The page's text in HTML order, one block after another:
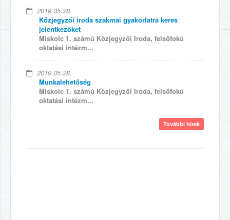
2019.05.28.
Közjegyzői iroda szakmai gyakorlatra keres
jelentkezőket
Miskolc 1. számú Közjegyzői Iroda, felsőfokú
oktatási intézm...
2019.05.28.
Munkalehetőség
Miskolc 1. számú Közjegyzői Iroda, felsőfokú
oktatási intézm...
További hírek